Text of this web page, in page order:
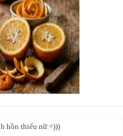
vai Người Nhện, “visual” ngạt thở